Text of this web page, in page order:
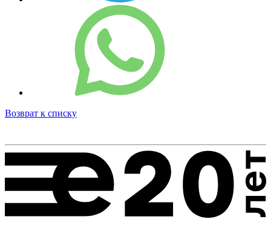
Возврат к списку